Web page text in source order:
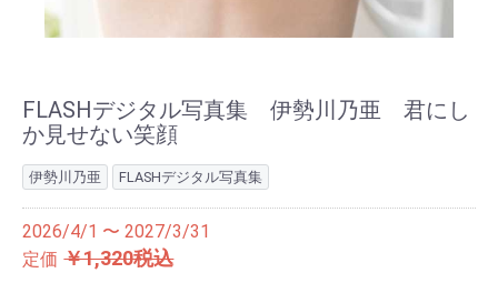
FLASHデジタル写真集 伊勢川乃亜 君にし
か見せない笑顔
伊勢川乃亜 FLASHデジタル写真集
2026/4/1 〜 2027/3/31
定価 ￥1,320税込